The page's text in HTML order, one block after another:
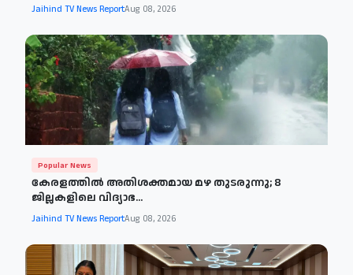
Jaihind TV News ReportAug 08, 2026
Popular News
കേരളത്തിൽ അതിശക്തമായ മഴ തുടരുന്നു; 8
ജില്ലകളിലെ വിദ്യാഭ...
Jaihind TV News ReportAug 08, 2026